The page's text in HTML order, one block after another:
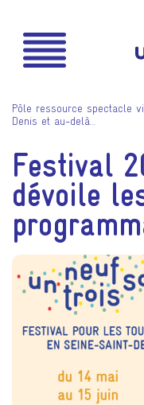
Pôle ressource spectacle
Denis et au-delà…
Festival
dévoile